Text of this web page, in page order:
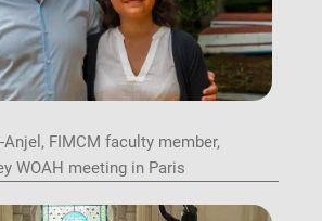
Anjel, FIMCM faculty member,
WOAH meeting in Paris